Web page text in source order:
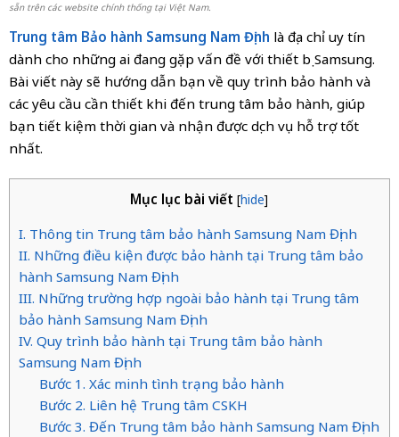
sẵn trên các website chính thống tại Việt Nam.
Trung tâm Bảo hành Samsung Nam Định là địa chỉ uy tín
dành cho những ai đang gặp vấn đề với thiết bị Samsung.
Bài viết này sẽ hướng dẫn bạn về quy trình bảo hành và
các yêu cầu cần thiết khi đến trung tâm bảo hành, giúp
bạn tiết kiệm thời gian và nhận được dịch vụ hỗ trợ tốt
nhất.
Mục lục bài viết [hide]
I. Thông tin Trung tâm bảo hành Samsung Nam Định
II. Những điều kiện được bảo hành tại Trung tâm bảo
hành Samsung Nam Định
III. Những trường hợp ngoài bảo hành tại Trung tâm
bảo hành Samsung Nam Định
IV. Quy trình bảo hành tại Trung tâm bảo hành
Samsung Nam Định
Bước 1. Xác minh tình trạng bảo hành
Bước 2. Liên hệ Trung tâm CSKH
Bước 3. Đến Trung tâm bảo hành Samsung Nam Định